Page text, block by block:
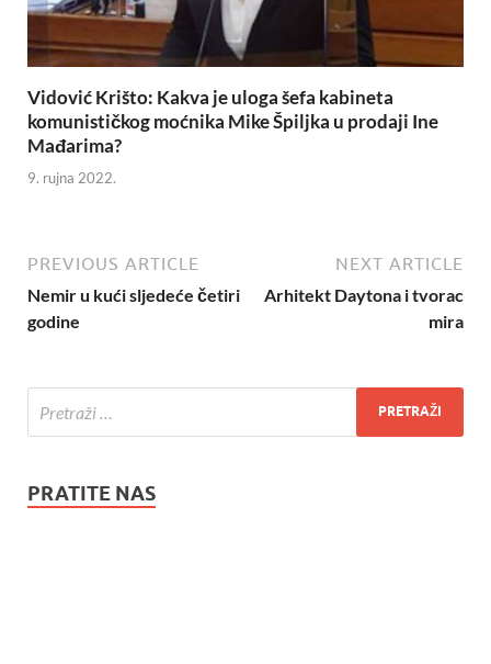
Vidović Krišto: Kakva je uloga šefa kabineta
komunističkog moćnika Mike Špiljka u prodaji Ine
Mađarima?
9. rujna 2022.
PREVIOUS ARTICLE
Nemir u kući sljedeće četiri
godine
NEXT ARTICLE
Arhitekt Daytona i tvorac
mira
PRATITE NAS